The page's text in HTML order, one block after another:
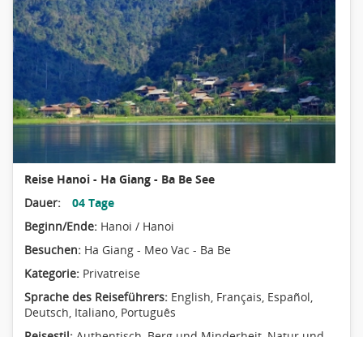
Reise Hanoi - Ha Giang - Ba Be See
Dauer:
04 Tage
Beginn/Ende: Hanoi / Hanoi
Besuchen: Ha Giang - Meo Vac - Ba Be
Kategorie: Privatreise
Sprache des Reiseführers: English, Français, Español,
Deutsch, Italiano, Português